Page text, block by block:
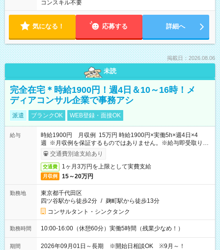
コンスキル不要
気になる！ 応募する 詳細へ
掲載日：2026.08.06
未読
完全在宅＊時給1900円！週4日＆10～16時！メ
ディアコンサル企業で事務アシ
派遣 ブランクOK WEB登録・面接OK
給与
時給1900円 月収例 15万円 時給1900円×実働5h×週4日×4
週 ※月収例を保証するものではありません。※給与即受取りサ
ービス利用可（利用条件有）
交通費別途支給あり
交通費 1ヶ月3万円を上限として実費支給
月収例 15～20万円
勤務地
東京都千代田区
四ツ谷駅から徒歩2分 / 麹町駅から徒歩13分
コンサルタント・シンクタンク
勤務時間 10:00-16:00（休憩60分）実働5時間（残業少なめ！）
期間 2026年09月01日～長期 ※開始日相談OK ※9月～！